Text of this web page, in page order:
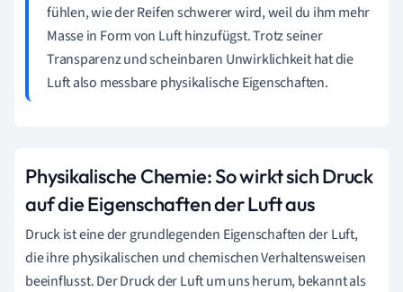
fühlen, wie der Reifen schwerer wird, weil du ihm mehr
Masse in Form von Luft hinzufügst. Trotz seiner
Transparenz und scheinbaren Unwirklichkeit hat die
Luft also messbare physikalische Eigenschaften.
Physikalische Chemie: So wirkt sich Druck
auf die Eigenschaften der Luft aus
Druck ist eine der grundlegenden Eigenschaften der Luft,
die ihre physikalischen und chemischen Verhaltensweisen
beeinflusst. Der Druck der Luft um uns herum, bekannt als